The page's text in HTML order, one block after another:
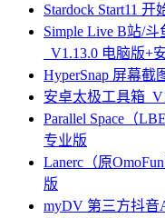
Stardock Start11
Simple Live B站/
_V1.13.0 电脑版+
HyperSnap 屏幕截
安卓太极工具箱
Parallel Space（
专业版
Lanerc（原
版
myDV 第三方抖音